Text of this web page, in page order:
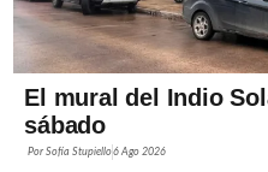
El mural del Indio
sábado
PorSofía Stupiello6 Ago 2026